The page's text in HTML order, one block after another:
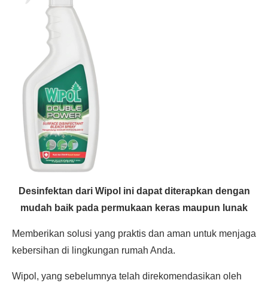
Desinfektan dari Wipol ini dapat diterapkan dengan
mudah baik pada permukaan keras maupun lunak
Memberikan solusi yang praktis dan aman untuk menjaga
kebersihan di lingkungan rumah Anda.
Wipol, yang sebelumnya telah direkomendasikan oleh